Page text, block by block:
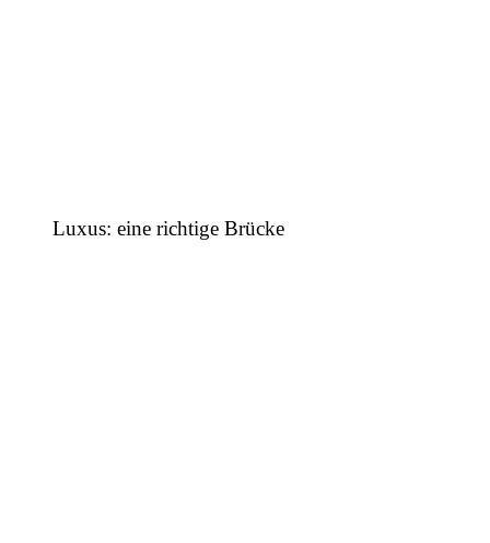
Luxus: eine richtige Brücke